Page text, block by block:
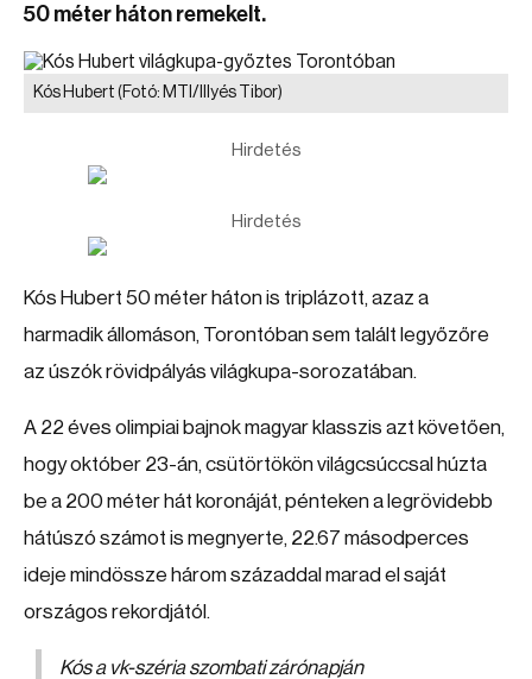
50 méter háton remekelt.
Kós Hubert (Fotó: MTI/Illyés Tibor)
Hirdetés
Hirdetés
Kós Hubert 50 méter háton is triplázott, azaz a
harmadik állomáson, Torontóban sem talált legyőzőre
az úszók rövidpályás világkupa-sorozatában.
A 22 éves olimpiai bajnok magyar klasszis azt követően,
hogy október 23-án, csütörtökön világcsúccsal húzta
be a 200 méter hát koronáját, pénteken a legrövidebb
hátúszó számot is megnyerte, 22.67 másodperces
ideje mindössze három századdal marad el saját
országos rekordjától.
Kós a vk-széria szombati zárónapján